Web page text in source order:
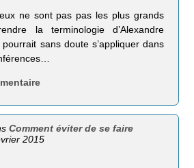
ne sont pas pas les plus grands
la terminologie d’Alexandre
sans doute s’appliquer dans
Comment éviter de se faire
2015